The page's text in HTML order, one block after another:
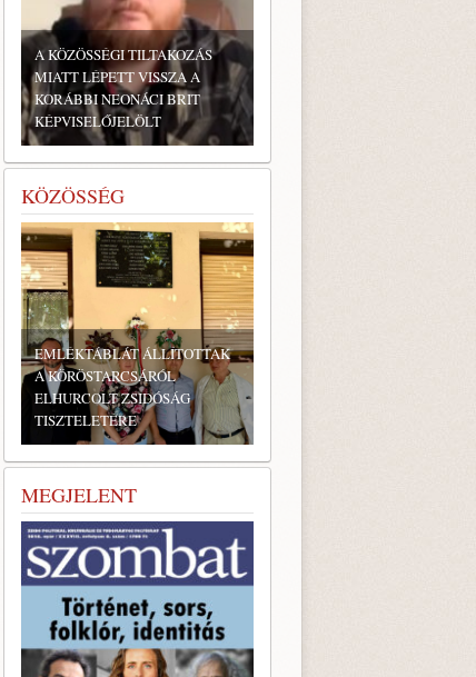
A KÖZÖSSÉGI TILTAKOZÁS
MIATT LÉPETT VISSZA A
KORÁBBI NEONÁCI BRIT
KÉPVISELŐJELÖLT
KÖZÖSSÉG
EMLÉKTÁBLÁT ÁLLÍTOTTAK
A KÖRÖSTARCSÁRÓL
ELHURCOLT ZSIDÓSÁG
TISZTELETÉRE
MEGJELENT